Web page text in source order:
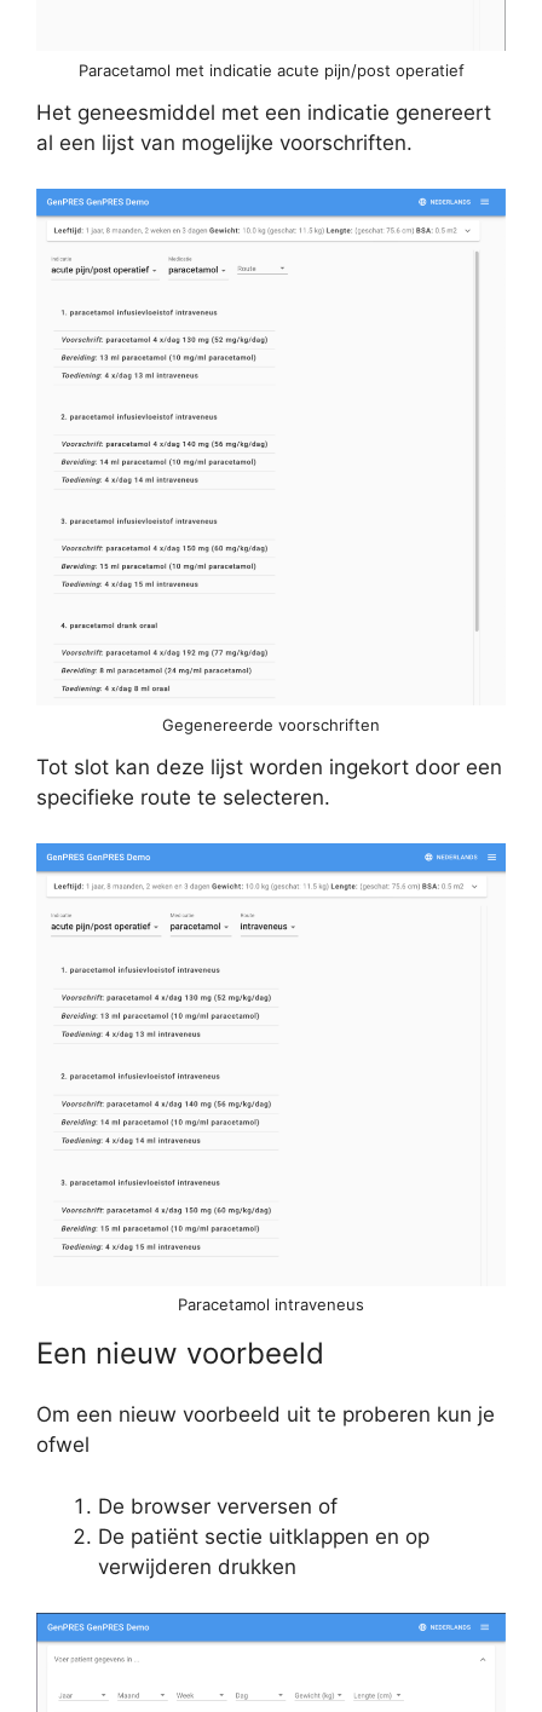
Paracetamol met indicatie acute pijn/post operatief
Het geneesmiddel met een indicatie genereert
al een lijst van mogelijke voorschriften.
Gegenereerde voorschriften
Tot slot kan deze lijst worden ingekort door een
specifieke route te selecteren.
Paracetamol intraveneus
Een nieuw voorbeeld
Om een nieuw voorbeeld uit te proberen kun je
ofwel
De browser verversen of
De patiënt sectie uitklappen en op
verwijderen drukken